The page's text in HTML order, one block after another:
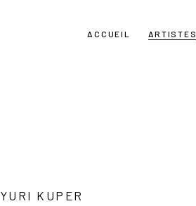
ACCUEIL ARTISTES
YURI KUPER